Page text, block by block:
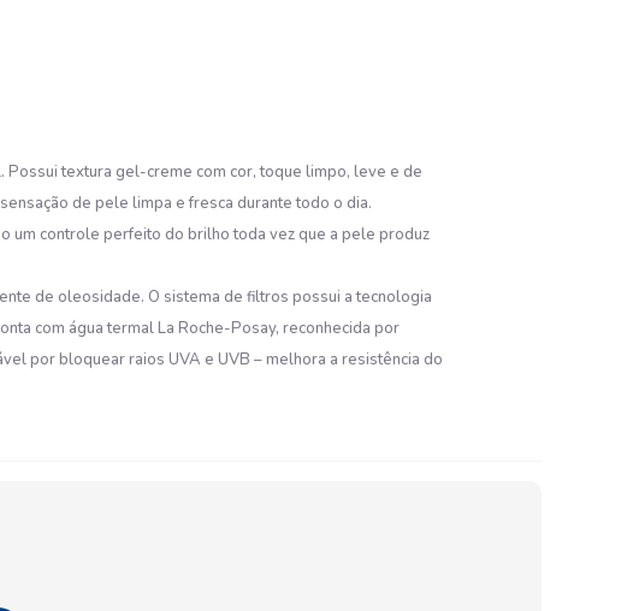
textura gel-creme com cor, toque limpo, leve e de
de pele limpa e fresca durante todo o dia.
um controle perfeito do brilho toda vez que a pele produz
de oleosidade. O sistema de filtros possui a tecnologia
com água termal La Roche-Posay, reconhecida por
por bloquear raios UVA e UVB – melhora a resistência do